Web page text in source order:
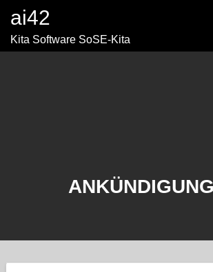
content
ai42
Kita Software SoSE-Kita